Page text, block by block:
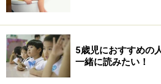
5歳児におすすめの
一緒に読みたい！